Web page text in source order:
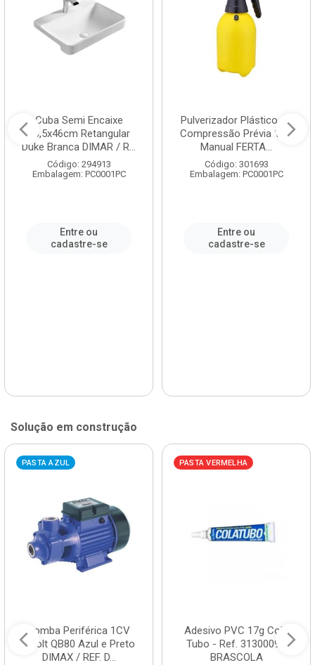
Cuba Semi Encaixe
58,5x46cm Retangular
Duke Branca DIMAR / R...
Código: 294913
Embalagem: PC0001PC
Entre ou
cadastre-se
Pulverizador Plástico de
Compressão Prévia 1,5L
Manual FERTA...
Código: 301693
Embalagem: PC0001PC
Entre ou
cadastre-se
Solução em construção
PASTA AZUL
Bomba Periférica 1CV
Bivolt QB80 Azul e Preto
DIMAX / REF. D...
PASTA VERMELHA
Adesivo PVC 17g Cola
Tubo - Ref. 3130009 -
BRASCOLA